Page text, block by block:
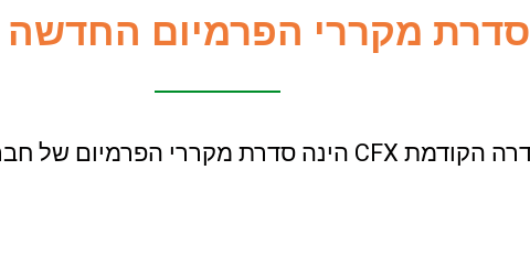
סדרת מקררי הפרמיום החדשה CFX3